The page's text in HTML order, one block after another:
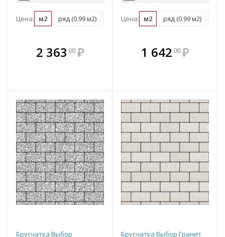
Цена: м2 ряд (0.99 м2) поддон (11.88 м2)
2 363 00 ₽
В комплекте
всегда выгоднее!
Цена: м2 ряд (0.99 м2)
В комплекте
всегда выгоднее!
1 642 00 ₽
Брусчатка Выбор
Брусчатка Выбор Гранит